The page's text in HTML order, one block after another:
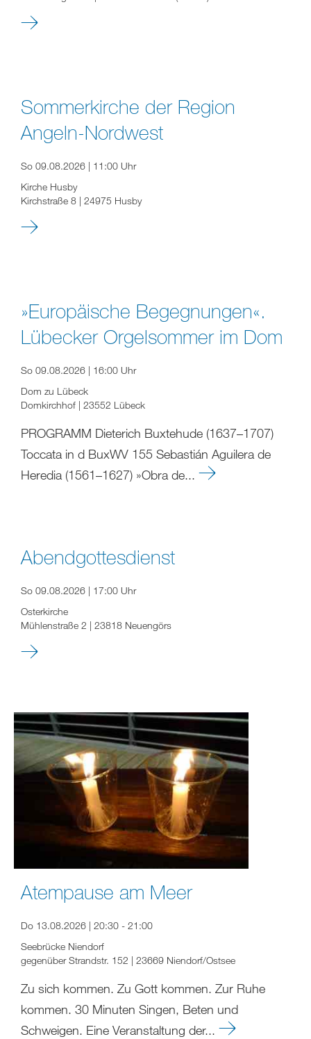
Sommerkirche der Region
Angeln-Nordwest
So 09.08.2026 | 11:00 Uhr
Kirche Husby
Kirchstraße 8 | 24975 Husby
»Europäische Begegnungen«.
Lübecker Orgelsommer im Dom
So 09.08.2026 | 16:00 Uhr
Dom zu Lübeck
Domkirchhof | 23552 Lübeck
PROGRAMM Dieterich Buxtehude (1637–1707)
Toccata in d BuxWV 155 Sebastián Aguilera de
Heredia (1561–1627) »Obra de...
Abendgottesdienst
So 09.08.2026 | 17:00 Uhr
Osterkirche
Mühlenstraße 2 | 23818 Neuengörs
Atempause am Meer
Do 13.08.2026 | 20:30 - 21:00
Seebrücke Niendorf
gegenüber Strandstr. 152 | 23669 Niendorf/Ostsee
Zu sich kommen. Zu Gott kommen. Zur Ruhe
kommen. 30 Minuten Singen, Beten und
Schweigen. Eine Veranstaltung der...